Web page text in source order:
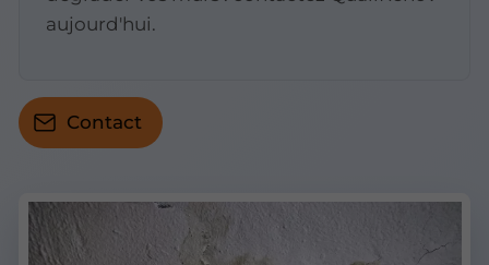
aujourd'hui.
Contact